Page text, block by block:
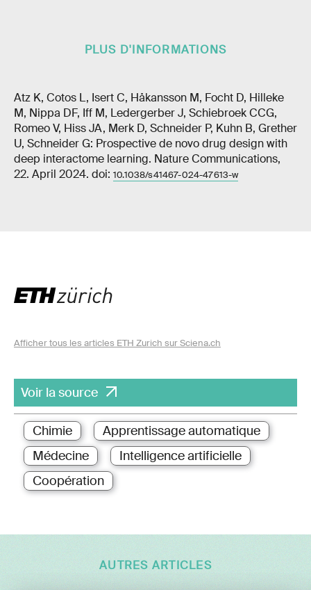
PLUS D'INFORMATIONS
Atz K, Cotos L, Isert C, Håkansson M, Focht D, Hilleke
M, Nippa DF, Iff M, Ledergerber J, Schiebroek CCG,
Romeo V, Hiss JA, Merk D, Schneider P, Kuhn B, Grether
U, Schneider G: Prospective de novo drug design with
deep interactome learning. Nature Communications,
22. April 2024. doi: 10.1038/s41467-024-47613-w
Afficher tous les articles ETH Zurich sur Sciena.ch
Voir la source
Chimie
Apprentissage automatique
Médecine
Intelligence artificielle
Coopération
AUTRES ARTICLES